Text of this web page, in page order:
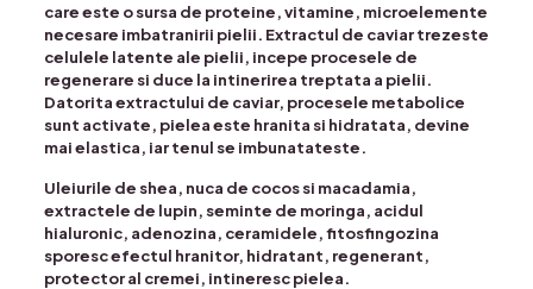
care este o sursa de proteine, vitamine, microelemente
necesare imbatranirii pielii. Extractul de caviar trezeste
celulele latente ale pielii, incepe procesele de
regenerare si duce la intinerirea treptata a pielii.
Datorita extractului de caviar, procesele metabolice
sunt activate, pielea este hranita si hidratata, devine
mai elastica, iar tenul se imbunatateste.
Uleiurile de shea, nuca de cocos si macadamia,
extractele de lupin, seminte de moringa, acidul
hialuronic, adenozina, ceramidele, fitosfingozina
sporesc efectul hranitor, hidratant, regenerant,
protector al cremei, intineresc pielea.